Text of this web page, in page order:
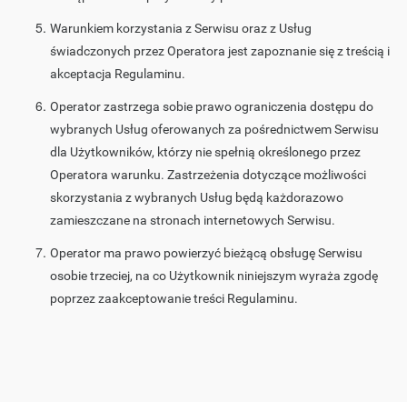
Warunkiem korzystania z Serwisu oraz z Usług
świadczonych przez Operatora jest zapoznanie się z treścią i
akceptacja Regulaminu.
Operator zastrzega sobie prawo ograniczenia dostępu do
wybranych Usług oferowanych za pośrednictwem Serwisu
dla Użytkowników, którzy nie spełnią określonego przez
Operatora warunku. Zastrzeżenia dotyczące możliwości
skorzystania z wybranych Usług będą każdorazowo
zamieszczane na stronach internetowych Serwisu.
Operator ma prawo powierzyć bieżącą obsługę Serwisu
osobie trzeciej, na co Użytkownik niniejszym wyraża zgodę
poprzez zaakceptowanie treści Regulaminu.